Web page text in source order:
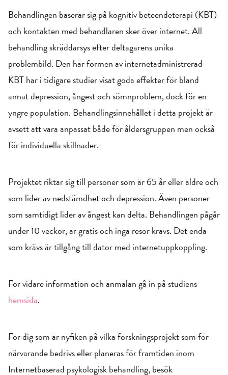
Behandlingen baserar sig på kognitiv beteendeterapi (KBT)
och kontakten med behandlaren sker över internet. All
behandling skräddarsys efter deltagarens unika
problembild. Den här formen av internetadministrerad
KBT har i tidigare studier visat goda effekter för bland
annat depression, ångest och sömnproblem, dock för en
yngre population. Behandlingsinnehållet i detta projekt är
avsett att vara anpassat både för åldersgruppen men också
för individuella skillnader.
Projektet riktar sig till personer som är 65 år eller äldre och
som lider av nedstämdhet och depression. Även personer
som samtidigt lider av ångest kan delta. Behandlingen pågår
under 10 veckor, är gratis och inga resor krävs. Det enda
som krävs är tillgång till dator med internetuppkoppling.
För vidare information och anmälan gå in på studiens
hemsida.
För dig som är nyfiken på vilka forskningsprojekt som för
närvarande bedrivs eller planeras för framtiden inom
Internetbaserad psykologisk behandling, besök